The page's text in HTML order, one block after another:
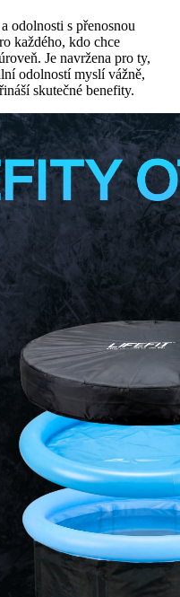
odolnosti s přenosnou
každého, kdo chce
Je navržena pro ty,
odolností myslí vážně,
skutečné benefity.